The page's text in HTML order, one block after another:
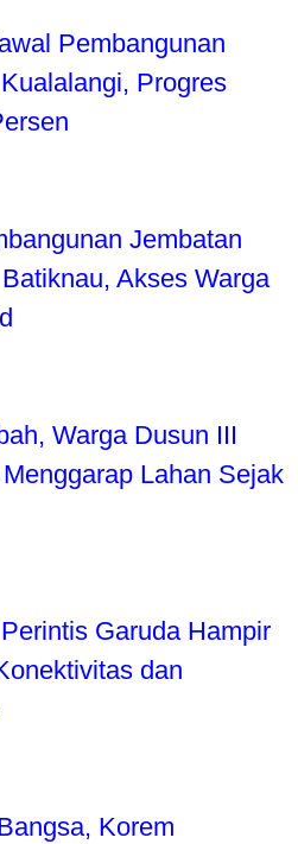
Pembangunan
Progres
Jembatan
Akses Warga
Warga Dusun III
Lahan Sejak
Garuda Hampir
dan
Korem